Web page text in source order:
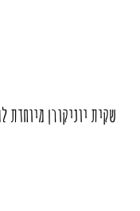
שקית יוניקורן